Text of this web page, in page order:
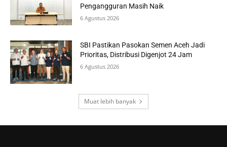
Pengangguran Masih Naik
6 Agustus 2026
SBI Pastikan Pasokan Semen Aceh Jadi
Prioritas, Distribusi Digenjot 24 Jam
6 Agustus 2026
Muat lebih banyak